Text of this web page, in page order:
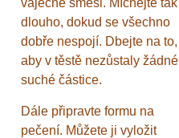
vaječné směsi. Míchejte tak
dlouho, dokud se všechno
dobře nespojí. Dbejte na to,
aby v těstě nezůstaly žádné
suché částice.
Dále připravte formu na
pečení. Můžete ji vyložit